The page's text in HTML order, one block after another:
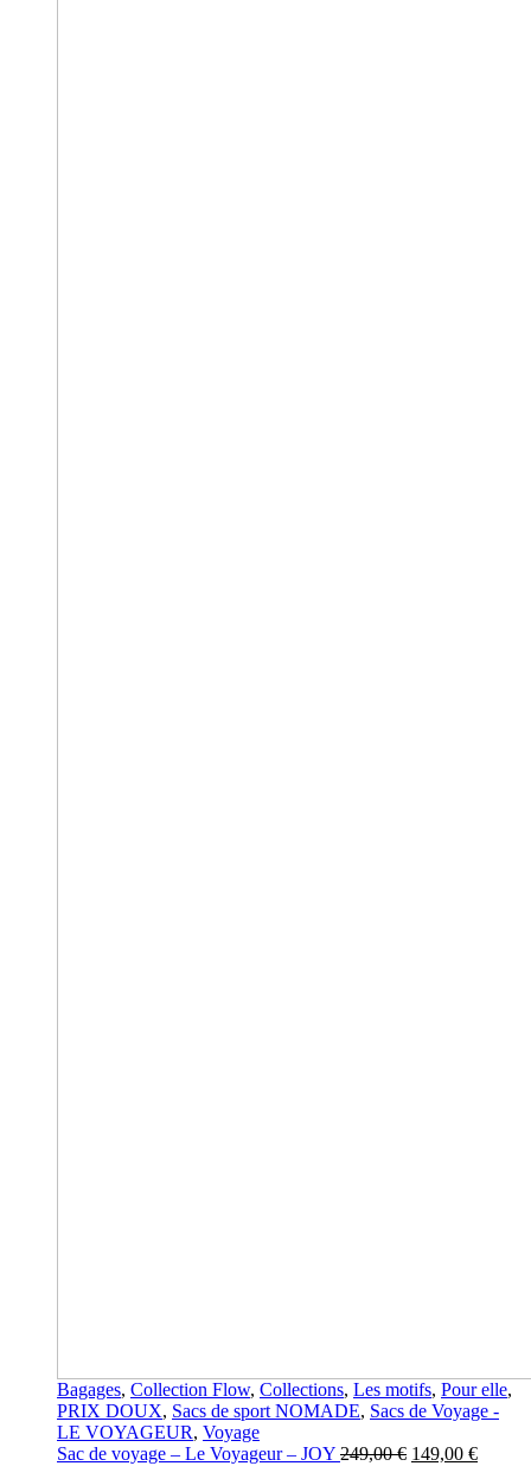
Bagages, Collection Flow, Collections, Les motifs, Pour elle,
PRIX DOUX, Sacs de sport NOMADE, Sacs de Voyage -
LE VOYAGEUR, Voyage
Sac de voyage – Le Voyageur – JOY 249,00€ Le
149,00 €Le